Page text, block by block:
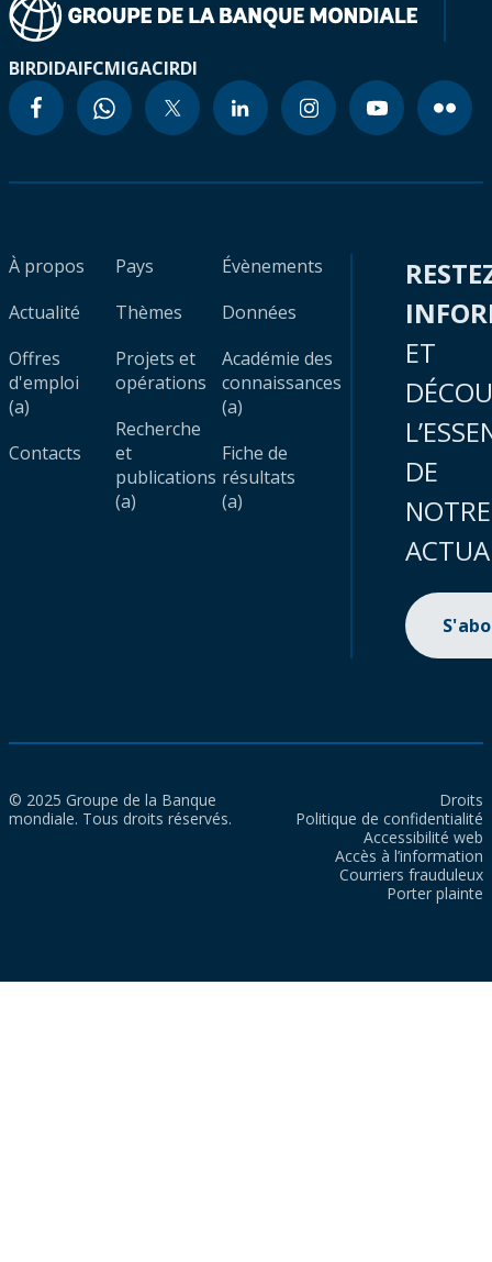
BIRDIDAIFCMIGACIRDI
À propos
Actualité
Offres
d'emploi
(a)
Contacts
Pays
Thèmes
Projets et
opérations
Recherche
et
publications
(a)
Évènements
Données
Académie des
connaissances
(a)
Fiche de
résultats
(a)
ET
DE
NOTRE
© 2025 Groupe de la Banque
mondiale. Tous droits réservés.
Droits
Politique de confidentialité
Accessibilité web
Accès à l’information
Courriers frauduleux
Porter plainte